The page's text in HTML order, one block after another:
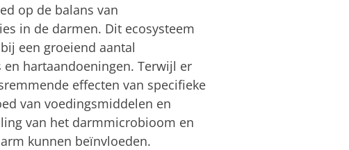
op de balans van
in de darmen. Dit ecosysteem
een groeiend aantal
hartaandoeningen. Terwijl er
effecten van specifieke
van voedingsmiddelen en
van het darmmicrobioom en
kunnen beïnvloeden.